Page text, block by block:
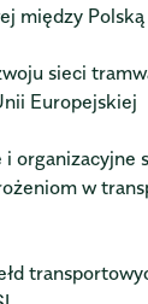
między
sieci
Europejskiej
organizacyjne
w